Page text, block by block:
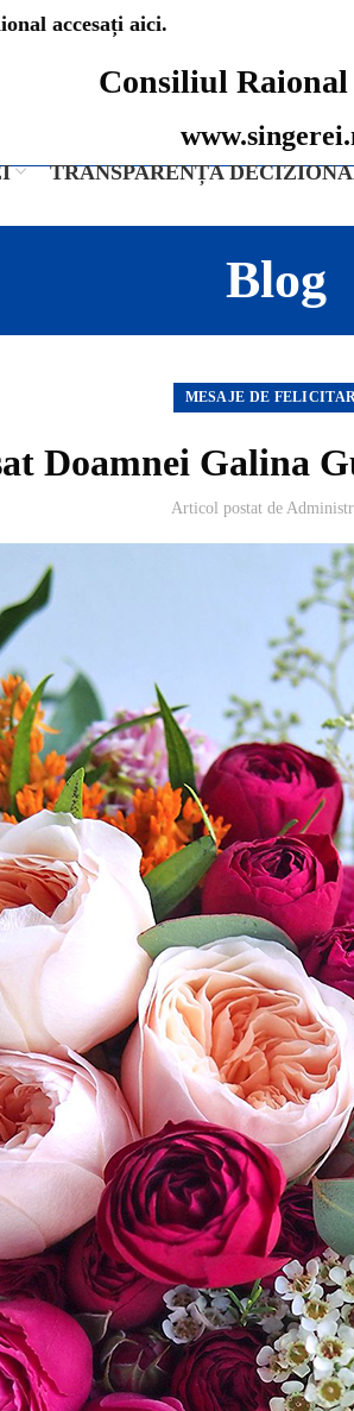
accesați aici.
Consiliul Raional
TRANSPARENȚA
Blog
MESAJE DE
Doamnei Galina
Articol postat de